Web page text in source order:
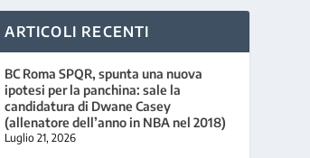
ARTICOLI RECENTI
BC Roma SPQR, spunta una nuova
ipotesi per la panchina: sale la
candidatura di Dwane Casey
(allenatore dell’anno in NBA nel 2018)
Luglio 21, 2026